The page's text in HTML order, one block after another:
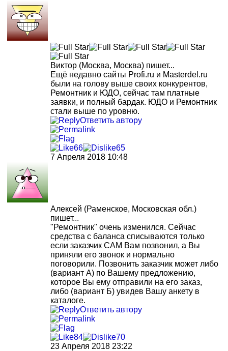
Виктор (Москва, Москва) пишет...
Ещё недавно сайты Profi.ru и Masterdel.ru
были на голову выше своих конкурентов,
Ремонтник и ЮДО, сейчас там платные
заявки, и полный бардак. ЮДО и Ремонтник
стали выше по уровню.
Ответить автору
66
65
7 Апреля 2018 10:48
Алексей (Раменское, Московская обл.)
пишет...
"Ремонтник" очень изменился. Сейчас
средства с баланса списываются только
если заказчик САМ Вам позвонил, а Вы
приняли его звонок и нормально
поговорили. Позвонить заказчик может либо
(вариант А) по Вашему предложению,
которое Вы ему отправили на его заказ,
либо (вариант Б) увидев Вашу анкету в
каталоге.
Ответить автору
84
70
23 Апреля 2018 23:22